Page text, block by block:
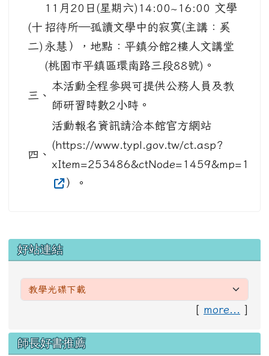
(十
二)
11月20日(星期六)14:00~16:00 文學
招待所—孤讀文學中的寂寞(主講：奚
永慧），地點：平鎮分館2樓人文講堂
(桃園市平鎮區環南路三段88號)。
三、
本活動全程參與可提供公務人員及教
師研習時數2小時。
四、
活動報名資訊請洽本館官方網站
(https://www.typl.gov.tw/ct.asp?
xItem=253486&ctNode=1459&mp=1
）。
左邊區域內容
好站連結
[ more... ]
右邊區域內容
師長好書推薦